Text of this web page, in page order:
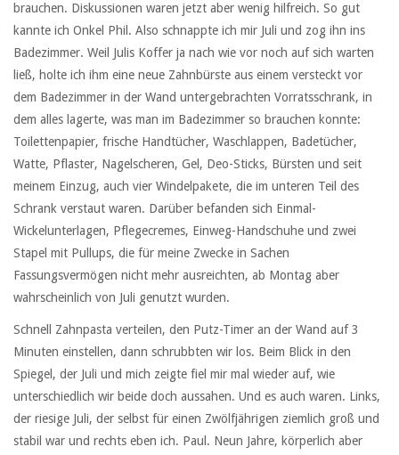
brauchen. Diskussionen waren jetzt aber wenig hilfreich. So gut
kannte ich Onkel Phil. Also schnappte ich mir Juli und zog ihn ins
Badezimmer. Weil Julis Koffer ja nach wie vor noch auf sich warten
ließ, holte ich ihm eine neue Zahnbürste aus einem versteckt vor
dem Badezimmer in der Wand untergebrachten Vorratsschrank, in
dem alles lagerte, was man im Badezimmer so brauchen konnte:
Toilettenpapier, frische Handtücher, Waschlappen, Badetücher,
Watte, Pflaster, Nagelscheren, Gel, Deo-Sticks, Bürsten und seit
meinem Einzug, auch vier Windelpakete, die im unteren Teil des
Schrank verstaut waren. Darüber befanden sich Einmal-
Wickelunterlagen, Pflegecremes, Einweg-Handschuhe und zwei
Stapel mit Pullups, die für meine Zwecke in Sachen
Fassungsvermögen nicht mehr ausreichten, ab Montag aber
wahrscheinlich von Juli genutzt wurden.
Schnell Zahnpasta verteilen, den Putz-Timer an der Wand auf 3
Minuten einstellen, dann schrubbten wir los. Beim Blick in den
Spiegel, der Juli und mich zeigte fiel mir mal wieder auf, wie
unterschiedlich wir beide doch aussahen. Und es auch waren. Links,
der riesige Juli, der selbst für einen Zwölfjährigen ziemlich groß und
stabil war und rechts eben ich. Paul. Neun Jahre, körperlich aber